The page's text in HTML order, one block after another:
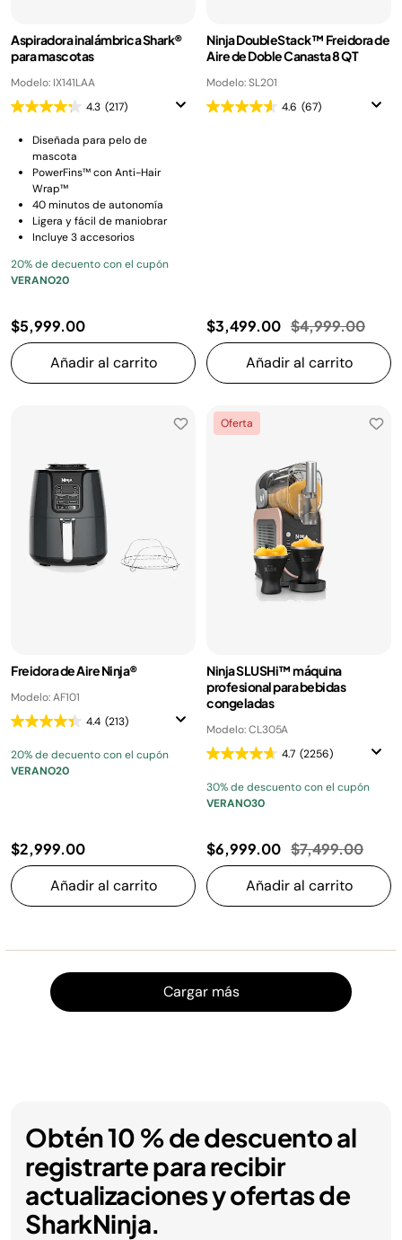
Aspiradora inalámbrica Shark®
para mascotas
Modelo: IX141LAA
4.3 (217)
Diseñada para pelo de
mascota
PowerFins™ con Anti-Hair
Wrap™
40 minutos de autonomía
Ligera y fácil de maniobrar
Incluye 3 accesorios
20% de decuento con el cupón
VERANO20
$5,999.00
Añadir al carrito
Ninja DoubleStack™ Freidora de
Aire de Doble Canasta 8 QT
Modelo: SL201
4.6 (67)
$3,499.00 Precio
$4,999.00a
Añadir al carrito
Freidora de Aire Ninja®
Modelo: AF101
4.4 (213)
20% de decuento con el cupón
VERANO20
$2,999.00
Añadir al carrito
Oferta
Ninja SLUSHi™ máquina
profesional para bebidas
congeladas
Modelo: CL305A
4.7 (2256)
30% de descuento con el cupón
VERANO30
$6,999.00 Precio
$7,499.00a
Añadir al carrito
Cargar más
Obtén 10 % de descuento al
registrarte para recibir
actualizaciones y ofertas de
SharkNinja.